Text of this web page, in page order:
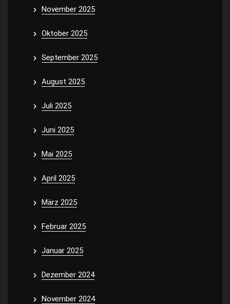
November 2025
Oktober 2025
September 2025
August 2025
Juli 2025
Juni 2025
Mai 2025
April 2025
März 2025
Februar 2025
Januar 2025
Dezember 2024
November 2024